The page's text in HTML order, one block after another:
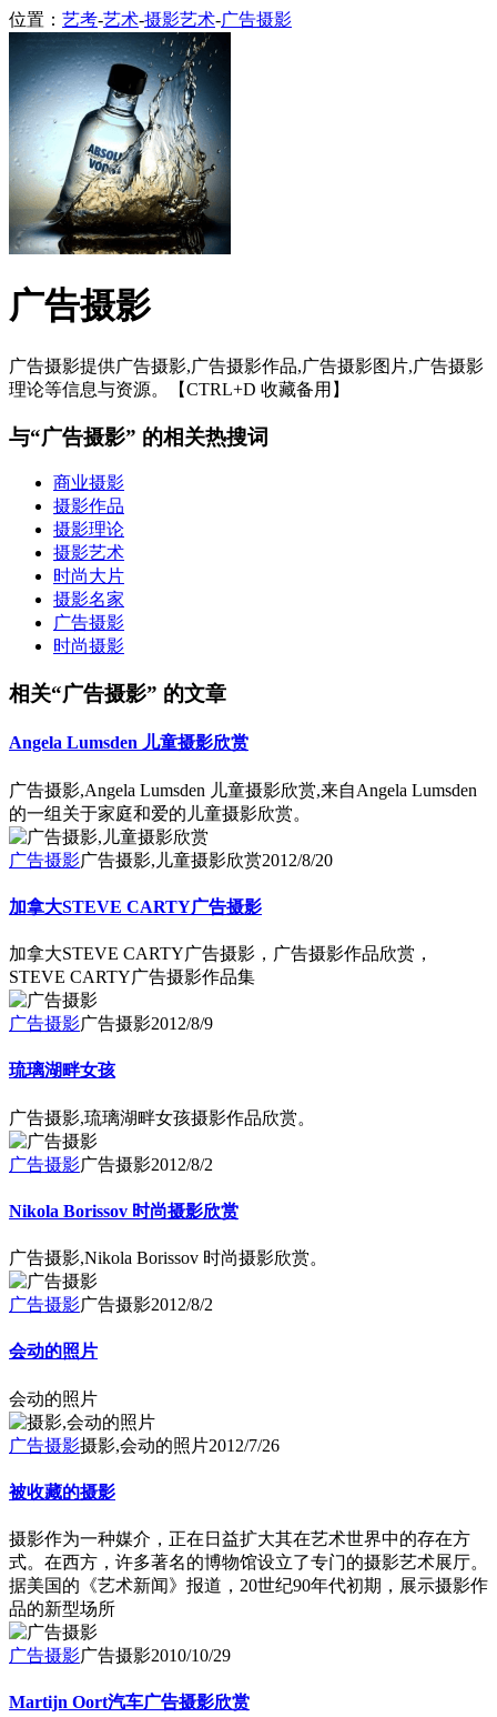
位置： 艺考-艺术-摄影艺术-广告摄影
广告摄影
广告摄影提供广告摄影,广告摄影作品,广告摄影图片,广告摄影
理论等信息与资源。【CTRL+D 收藏备用】
与“广告摄影” 的相关热搜词
商业摄影
摄影作品
摄影理论
摄影艺术
时尚大片
摄影名家
广告摄影
时尚摄影
相关“广告摄影” 的文章
Angela Lumsden 儿童摄影欣赏
广告摄影,Angela Lumsden 儿童摄影欣赏,来自Angela Lumsden
的一组关于家庭和爱的儿童摄影欣赏。
广告摄影广告摄影,儿童摄影欣赏2012/8/20
加拿大STEVE CARTY广告摄影
加拿大STEVE CARTY广告摄影，广告摄影作品欣赏，
STEVE CARTY广告摄影作品集
广告摄影广告摄影2012/8/9
琉璃湖畔女孩
广告摄影,琉璃湖畔女孩摄影作品欣赏。
广告摄影广告摄影2012/8/2
Nikola Borissov 时尚摄影欣赏
广告摄影,Nikola Borissov 时尚摄影欣赏。
广告摄影广告摄影2012/8/2
会动的照片
会动的照片
广告摄影摄影,会动的照片2012/7/26
被收藏的摄影
摄影作为一种媒介，正在日益扩大其在艺术世界中的存在方
式。在西方，许多著名的博物馆设立了专门的摄影艺术展厅。
据美国的《艺术新闻》报道，20世纪90年代初期，展示摄影作
品的新型场所
广告摄影广告摄影2010/10/29
Martijn Oort汽车广告摄影欣赏